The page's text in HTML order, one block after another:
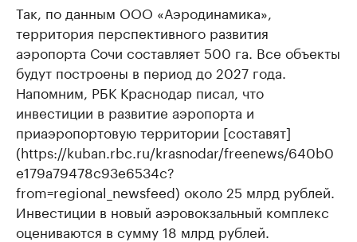
Так, по данным ООО «Аэродинамика»,
территория перспективного развития
аэропорта Сочи составляет 500 га. Все объекты
будут построены в период до 2027 года.
Напомним, РБК Краснодар писал, что
инвестиции в развитие аэропорта и
приаэропортовую территории [составят]
(https://kuban.rbc.ru/krasnodar/freenews/640b0
e179a79478c93e6534c?
from=regional_newsfeed) около 25 млрд рублей.
Инвестиции в новый аэровокзальный комплекс
оцениваются в сумму 18 млрд рублей.